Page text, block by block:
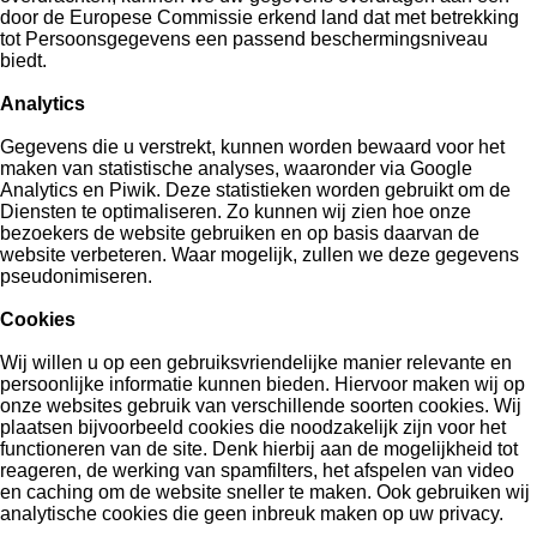
door de Europese Commissie erkend land dat met betrekking
tot Persoonsgegevens een passend beschermingsniveau
biedt.
Analytics
Gegevens die u verstrekt, kunnen worden bewaard voor het
maken van statistische analyses, waaronder via Google
Analytics en Piwik. Deze statistieken worden gebruikt om de
Diensten te optimaliseren. Zo kunnen wij zien hoe onze
bezoekers de website gebruiken en op basis daarvan de
website verbeteren. Waar mogelijk, zullen we deze gegevens
pseudonimiseren.
Cookies
Wij willen u op een gebruiksvriendelijke manier relevante en
persoonlijke informatie kunnen bieden. Hiervoor maken wij op
onze websites gebruik van verschillende soorten cookies. Wij
plaatsen bijvoorbeeld cookies die noodzakelijk zijn voor het
functioneren van de site. Denk hierbij aan de mogelijkheid tot
reageren, de werking van spamfilters, het afspelen van video
en caching om de website sneller te maken. Ook gebruiken wij
analytische cookies die geen inbreuk maken op uw privacy.